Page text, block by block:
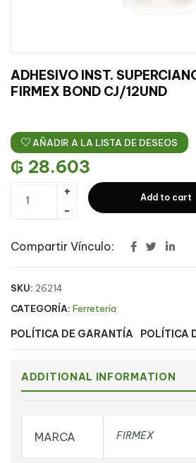
ADHESIVO INST.
FIRMEX BOND CJ/12UND
AÑADIR A LA LISTA DE DESEOS
₲ 28.603
Add to cart
Compartir Vínculo:
SKU: 26214
CATEGORÍA: Ferretería
POLÍTICA DE GARANTÍA POLÍTICA
ADDITIONAL INFORMATION
MARCA FIRMEX